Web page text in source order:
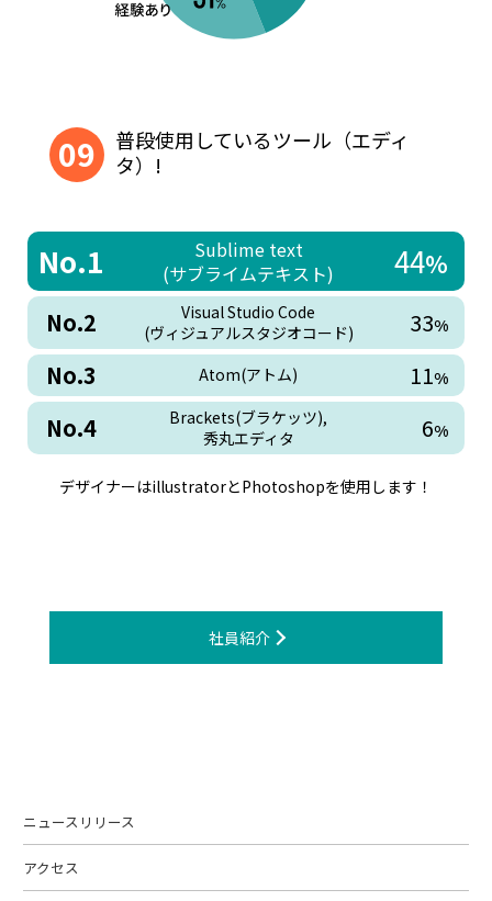
09
普段使用しているツール（エディ
タ）!
No.1
Sublime text
(サブライムテキスト)
44%
No.2
Visual Studio Code
(ヴィジュアルスタジオコード)
33%
No.3 Atom(アトム) 11%
No.4
Brackets(ブラケッツ),
秀丸エディタ
6%
デザイナーはillustratorとPhotoshopを使用します！
社員紹介
ニュースリリース
アクセス